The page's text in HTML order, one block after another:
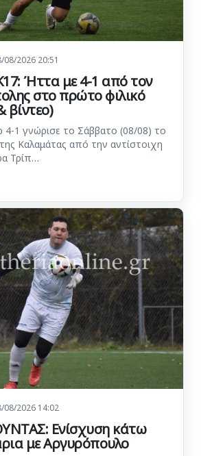
08/2026 20:51
Ήττα με 4-1 από τον
στο πρώτο φιλικό
βίντεο)
4-1 γνώρισε το Σάββατο (08/08) το
Καλαμάτας από την αντίστοιχη
Τρίπ…
08/2026 14:02
Ενίσχυση κάτω
με Αργυρόπουλο